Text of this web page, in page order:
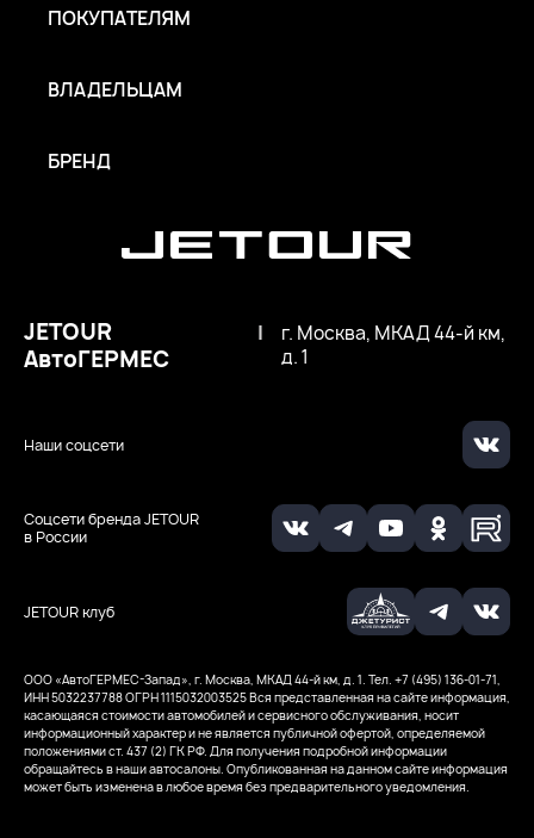
JETOUR клуб
Соцсети бренда JETOUR
в России
Наши соцсети
JETOUR
АвтоГЕРМЕС
|
г. Москва, МКАД 44-й км,
д. 1
ПОКУПАТЕЛЯМ
ВЛАДЕЛЬЦАМ
БРЕНД
ООО ‭«АвтоГЕРМЕС-Запад», г. Москва, МКАД 44-й км, д. 1. Тел. +7 (495) 136-01-71,
ИНН 5032237788ОГРН 1115032003525Вся представленная на сайте информация,
касающаяся стоимости автомобилей и сервисного обслуживания, носит
информационный характер и не является публичной офертой, определяемой
положениями ст. 437 (2) ГК РФ. Для получения подробной информации
обращайтесь в наши автосалоны. Опубликованная на данном сайте информация
может быть изменена в любое время без предварительного уведомления.